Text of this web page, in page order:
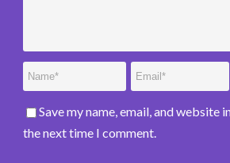
Save my name, email, and website
the next time I comment.